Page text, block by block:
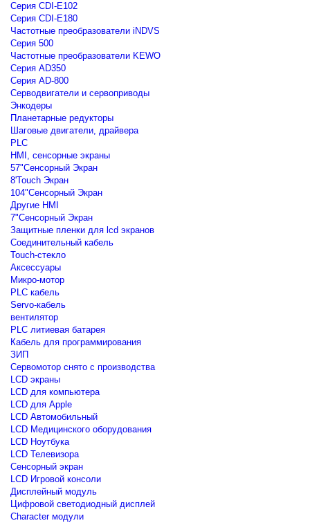
Серия CDI-E102
Серия CDI-E180
Частотные преобразователи iNDVS
Серия 500
Частотные преобразователи KEWO
Серия AD350
Серия AD-800
Серводвигатели и сервоприводы
Энкодеры
Планетарные редукторы
Шаговые двигатели, драйвера
PLC
HMI, сенсорные экраны
57"Сенсорный Экран
8'Touch Экран
104"Сенсорный Экран
Другие HMI
7"Сенсорный Экран
Защитные пленки для lcd экранов
Соединительный кабель
Touch-стекло
Аксессуары
Микро-мотор
PLC кабель
Servo-кабель
вентилятор
PLC литиевая батарея
Кабель для программирования
ЗИП
Сервомотор снято с производства
LCD экраны
LCD для компьютера
LCD для Apple
LCD Автомобильный
LCD Медицинского оборудования
LCD Ноутбука
LCD Телевизора
Сенсорный экран
LCD Игровой консоли
Дисплейный модуль
Цифровой светодиодный дисплей
Сharacter модули